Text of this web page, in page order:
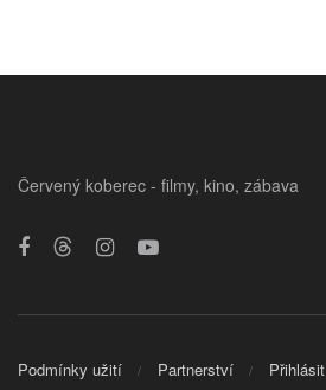
Červený koberec - filmy, kino, zábava
Podmínky užití Partnerství Přihlásit